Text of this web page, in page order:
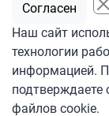
Подпишитесь
на ежедневную
«Кабельщика»
Наш сайт
технологии
информацией.
подтверждаете
файлов cookie.
Согласен